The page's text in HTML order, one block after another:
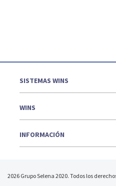
SISTEMAS WINS
WINS
INFORMACIÓN
2026 Grupo Selena 2020. Todos los